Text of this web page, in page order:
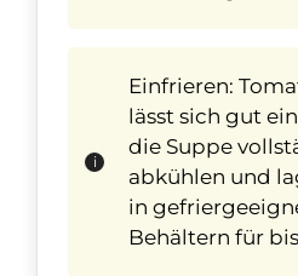
Einfrieren:
lässt sich gut
die Suppe
abkühlen und
in
Behältern für